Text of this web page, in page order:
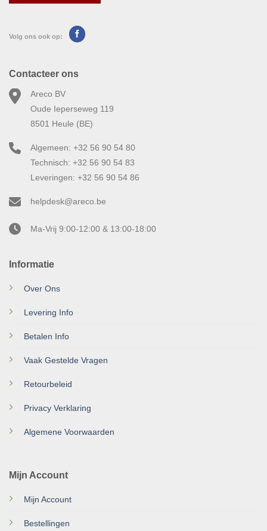
Volg ons ook op:
Informatie
Over Ons
Levering Info
Betalen Info
Vaak Gestelde Vragen
Retourbeleid
Privacy Verklaring
Algemene Voorwaarden
Mijn Account
Mijn Account
Bestellingen
Contacteer ons
Areco BV
Oude Ieperseweg 119
8501 Heule (BE)
Algemeen: +32 56 90 54 80
Technisch: +32 56 90 54 83
Leveringen: +32 56 90 54 86
helpdesk@areco.be
Ma-Vrij 9:00-12:00 & 13:00-18:00